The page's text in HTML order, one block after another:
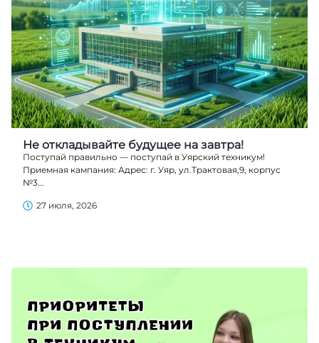
Не откладывайте будущее на завтра!
Поступай правильно — поступай в Уярский техникум!
Приемная кампания: Адрес: г. Уяр, ул.Трактовая,9, корпус
№3...
27 июля, 2026